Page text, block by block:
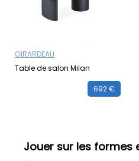
GIRARDEAU
Table de salon Milan
692 €
Jouer sur les formes